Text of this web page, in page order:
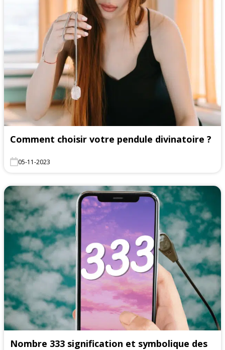
Comment choisir votre pendule divinatoire ?
05-11-2023
Nombre 333 signification et symbolique des